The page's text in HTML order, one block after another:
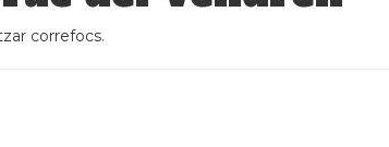
correfocs.